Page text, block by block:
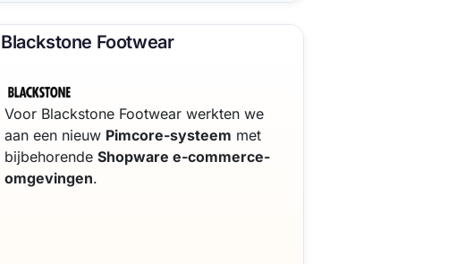
Blackstone Footwear
Voor Blackstone Footwear werkten we
aan een nieuw Pimcore-systeem met
bijbehorende Shopware e-commerce-
omgevingen.